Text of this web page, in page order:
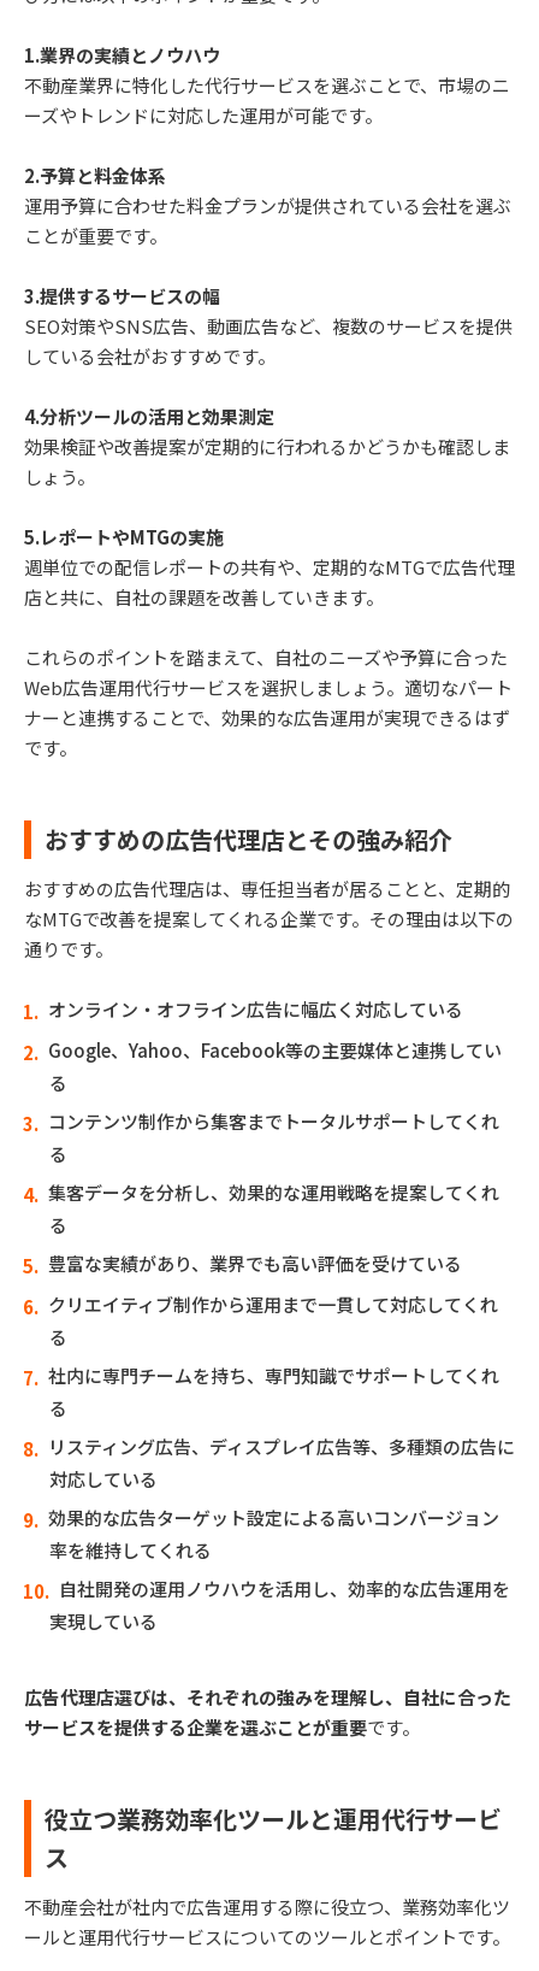
1.業界の実績とノウハウ
不動産業界に特化した代行サービスを選ぶことで、市場のニ
ーズやトレンドに対応した運用が可能です。
2.予算と料金体系
運用予算に合わせた料金プランが提供されている会社を選ぶ
ことが重要です。
3.提供するサービスの幅
SEO対策やSNS広告、動画広告など、複数のサービスを提供
している会社がおすすめです。
4.分析ツールの活用と効果測定
効果検証や改善提案が定期的に行われるかどうかも確認しま
しょう。
5.レポートやMTGの実施
週単位での配信レポートの共有や、定期的なMTGで広告代理
店と共に、自社の課題を改善していきます。
これらのポイントを踏まえて、自社のニーズや予算に合った
Web広告運用代行サービスを選択しましょう。適切なパート
ナーと連携することで、効果的な広告運用が実現できるはず
です。
おすすめの広告代理店とその強み紹介
おすすめの広告代理店は、専任担当者が居ることと、定期的
なMTGで改善を提案してくれる企業です。その理由は以下の
通りです。
オンライン・オフライン広告に幅広く対応している
Google、Yahoo、Facebook等の主要媒体と連携してい
る
コンテンツ制作から集客までトータルサポートしてくれ
る
集客データを分析し、効果的な運用戦略を提案してくれ
る
豊富な実績があり、業界でも高い評価を受けている
クリエイティブ制作から運用まで一貫して対応してくれ
る
社内に専門チームを持ち、専門知識でサポートしてくれ
る
リスティング広告、ディスプレイ広告等、多種類の広告に
対応している
効果的な広告ターゲット設定による高いコンバージョン
率を維持してくれる
自社開発の運用ノウハウを活用し、効率的な広告運用を
実現している
広告代理店選びは、それぞれの強みを理解し、自社に合った
サービスを提供する企業を選ぶことが重要です。
役立つ業務効率化ツールと運用代行サービ
ス
不動産会社が社内で広告運用する際に役立つ、業務効率化ツ
ールと運用代行サービスについてのツールとポイントです。